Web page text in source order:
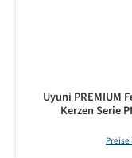
Uyuni PREMIUM
Kerzen Serie